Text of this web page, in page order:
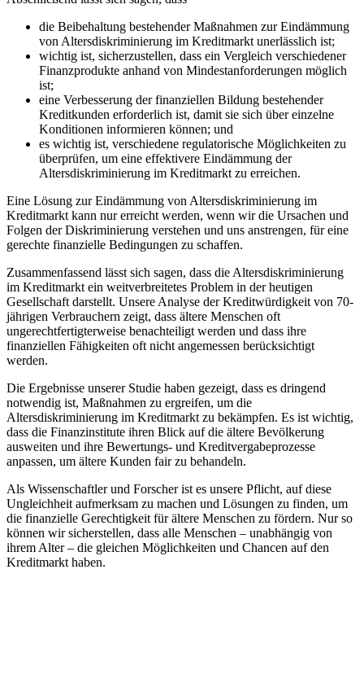
die Beibehaltung bestehender Maßnahmen zur Eindämmung
von Altersdiskriminierung im Kreditmarkt unerlässlich‌ ist;
wichtig ​ist, sicherzustellen, dass ein Vergleich⁤ verschiedener⁣
Finanzprodukte anhand ‌von Mindestanforderungen​ möglich
ist;
eine Verbesserung der finanziellen ​Bildung bestehender
Kreditkunden erforderlich ⁢ist, damit sie sich über einzelne⁤
Konditionen informieren⁤ können; und
es wichtig ⁤ist, verschiedene regulatorische Möglichkeiten ‍zu
überprüfen, ⁣um eine ​effektivere Eindämmung⁢ der
Altersdiskriminierung ⁤im Kreditmarkt zu erreichen.
Eine Lösung zur Eindämmung von ​Altersdiskriminierung im
Kreditmarkt kann nur erreicht werden, wenn wir ​die Ursachen und
Folgen der Diskriminierung verstehen und uns ⁣anstrengen, für eine
gerechte finanzielle Bedingungen zu⁢ schaffen.
Zusammenfassend lässt⁣ sich‍ sagen, dass⁣ die Altersdiskriminierung
im Kreditmarkt ein weitverbreitetes Problem in der heutigen
Gesellschaft darstellt. Unsere Analyse der Kreditwürdigkeit von ⁣70-
jährigen⁤ Verbrauchern zeigt,​ dass ​ältere ​Menschen oft
ungerechtfertigterweise benachteiligt werden​ und ​dass ihre
finanziellen Fähigkeiten oft nicht ​angemessen berücksichtigt
werden.
Die Ergebnisse unserer Studie ​haben gezeigt, dass es dringend
‍notwendig ist, Maßnahmen ​zu ⁣ergreifen, um‌ die
‍Altersdiskriminierung ⁤im Kreditmarkt zu bekämpfen. Es ist ⁣wichtig,
dass die Finanzinstitute ihren Blick⁣ auf die ältere Bevölkerung
ausweiten⁤ und‌ ihre⁣ Bewertungs-​ und Kreditvergabeprozesse
⁤anpassen, um ältere⁣ Kunden fair zu behandeln.
Als Wissenschaftler und⁤ Forscher ist es unsere Pflicht, auf diese
‌Ungleichheit aufmerksam ⁢zu machen und Lösungen zu ⁢finden, um
die finanzielle⁢ Gerechtigkeit für ältere​ Menschen zu fördern. ⁢Nur⁣ so
können wir sicherstellen, ‍dass alle ⁤Menschen – unabhängig von
ihrem Alter – die gleichen ‍Möglichkeiten⁣ und Chancen‍ auf den
‍Kreditmarkt haben. ‍